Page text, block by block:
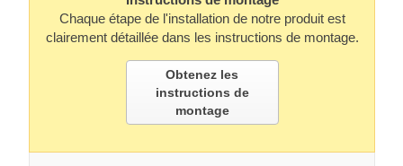
Chaque étape de l'installation de notre produit est
clairement détaillée dans les instructions de montage.
Obtenez les
instructions de
montage